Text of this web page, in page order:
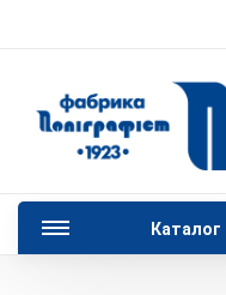
Каталог